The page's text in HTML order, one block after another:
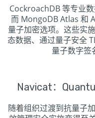
CockroachDB 等专业
而 MongoDB Atlas 和
量子加密选项。这些实
态数据、通过量子安全
量子数字签
Navicat：
随着组织过渡到抗量子